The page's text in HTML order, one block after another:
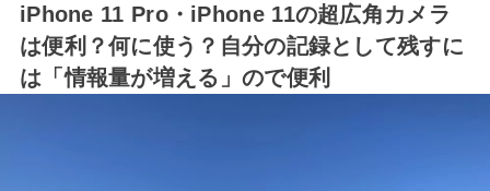
iPhone 11 Pro・iPhone 11の超広角カメラ
は便利？何に使う？自分の記録として残すに
は「情報量が増える」ので便利